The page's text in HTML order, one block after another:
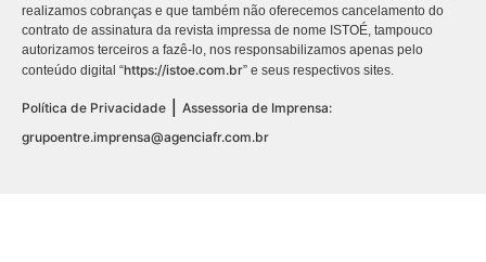
realizamos cobranças e que também não oferecemos cancelamento do
contrato de assinatura da revista impressa de nome ISTOÉ, tampouco
autorizamos terceiros a fazê-lo, nos responsabilizamos apenas pelo
conteúdo digital “https://istoe.com.br” e seus respectivos sites.
Política de Privacidade
Assessoria de Imprensa:
grupoentre.imprensa@agenciafr.com.br